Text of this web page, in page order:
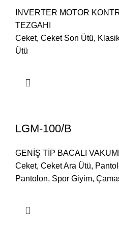
INVERTER MOTOR
TEZGAHI
Ceket, Ceket Son Ütü,
Ütü
LGM-100/B
GENİŞ TİP BACALI
Ceket, Ceket Ara Ütü,
Pantolon, Spor Giyim,